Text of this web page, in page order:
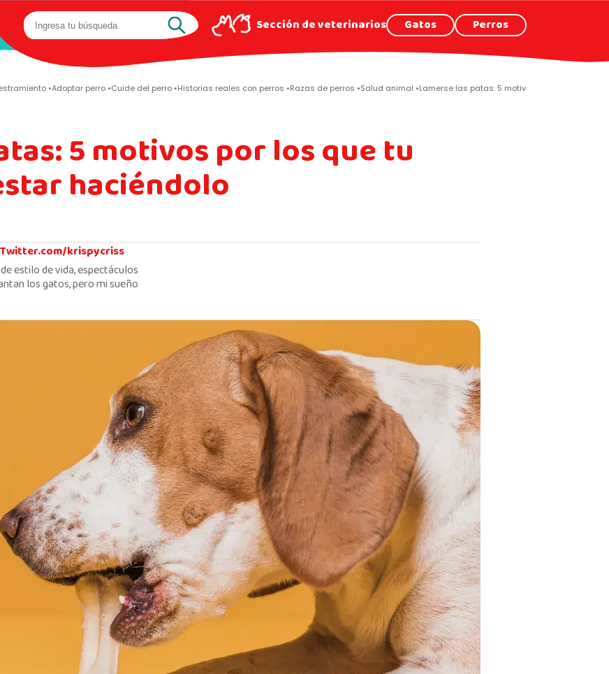
Sección de veterinarios Gatos Perros
Adoptar perro Cuide del perro Historias reales con perros Razas de perros Salud animal Lamerse las patas: 5 motivos por los que tu
5 motivos por los que tu
haciéndolo
Twitter.com/krispycriss
estilo de vida, espectáculos
los gatos, pero mi sueño